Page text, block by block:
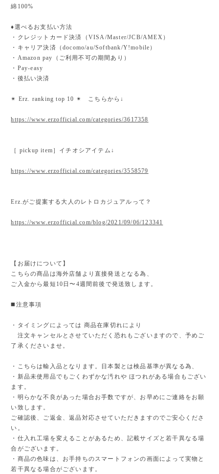
綿100%
♦︎選べるお支払い方法
・クレジットカード決済（VISA/Master/JCB/AMEX）
・キャリア決済（docomo/au/Softbank/Y!mobile）
・Amazon pay（ご利用不可の期間あり）
・Pay-easy
・後払い決済
✴︎ Erz. ranking top 10 ✴︎ こちらから↓
https://www.erzofficial.com/categories/3617358
［ pickup item］イチオシアイテム↓
https://www.erzofficial.com/categories/3558579
Erz.がご提案する大人のレトロカジュアルって？
https://www.erzofficial.com/blog/2021/09/06/123341
【お届けについて】
こちらの商品は海外店舗より直接発送となる為、
ご入金から最短10日〜4週間前後で発送致します。
◼️注意事項
・タイミングによっては 商品在庫切れにより
注文キャンセルとさせていただく恐れもございますので、予めご
了承くださいませ。
・こちらは輸入品となります。日本製とは検品基準が異なる為、
・新品未使用品でもごくわずかな汚れや ほつれがある場合もござい
ます。
・明らかな不良があった場合お手数ですが、お早めにご連絡をお願
い致します。
ご確認後、ご返金、返品対応させていただきますのでご安心くださ
い。
・仕入れ工場を変えることがあるため、記載サイズと若干異なる場
合がございます。
・商品の色味は、お手持ちのスマートフォンの画面によって実物と
若干異なる場合がございます。